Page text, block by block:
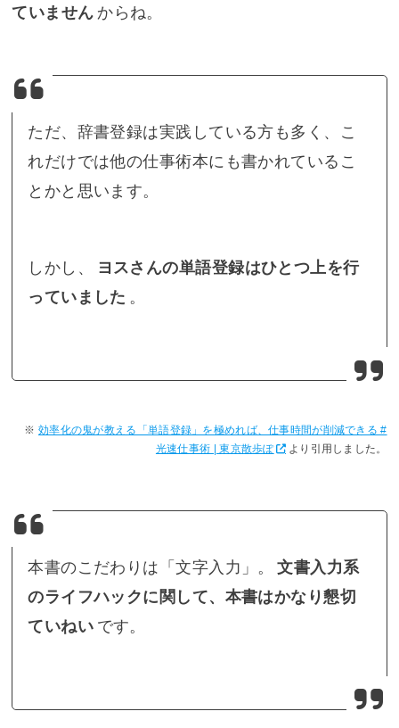
ていません からね。
ただ、辞書登録は実践している方も多く、こ
れだけでは他の仕事術本にも書かれているこ
とかと思います。
しかし、
ヨスさんの単語登録はひとつ上を行
っていました 。
効率化の鬼が教える「単語登録」を極めれば、仕事時間が削減できる #
光速仕事術 | 東京散歩ぽ
より引用しました。
本書のこだわりは「文字入力」。
文書入力系
のライフハックに関して、本書はかなり懇切
ていねい です。